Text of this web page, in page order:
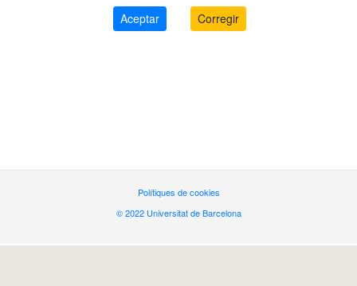
Polítiques de cookies
© 2022 Universitat de Barcelona